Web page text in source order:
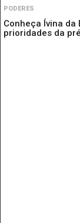
PODERES
Conheça Ívina
prioridades da